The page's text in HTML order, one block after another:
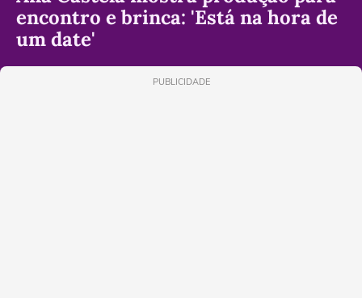
encontro e brinca: 'Está na hora de
um date'
PUBLICIDADE